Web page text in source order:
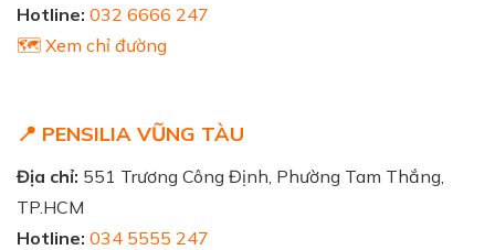
Hotline: 032 6666 247
🗺️ Xem chỉ đường
📍 PENSILIA VŨNG TÀU
Địa chỉ: 551 Trương Công Định, Phường Tam Thắng,
TP.HCM
Hotline: 034 5555 247